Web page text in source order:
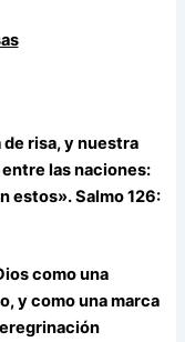
risa, y nuestra
las naciones:
estos». Salmo 126:
como una
y como una marca